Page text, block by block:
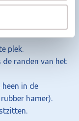
plek.
de randen van het
in de
hamer).